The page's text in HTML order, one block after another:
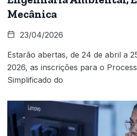
Mecânica
23/04/2026
Estarão abertas, de 24 de abril a
2026, as inscrições para o
Simplificado do